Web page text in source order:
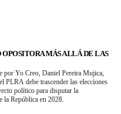
MÁS ALLÁ DE LAS
por Yo Creo, Daniel Pereira Mujica,
PLRA debe trascender las elecciones
político para disputar la
la República en 2028.